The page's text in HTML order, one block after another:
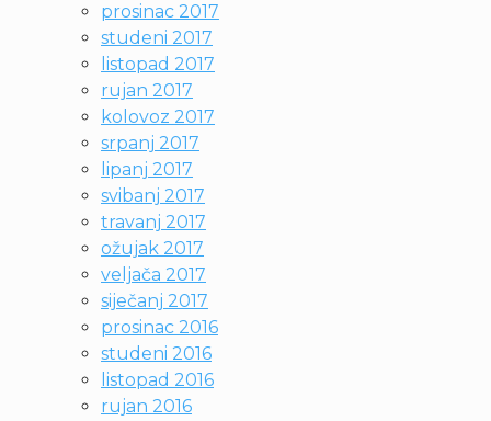
prosinac 2017
studeni 2017
listopad 2017
rujan 2017
kolovoz 2017
srpanj 2017
lipanj 2017
svibanj 2017
travanj 2017
ožujak 2017
veljača 2017
siječanj 2017
prosinac 2016
studeni 2016
listopad 2016
rujan 2016